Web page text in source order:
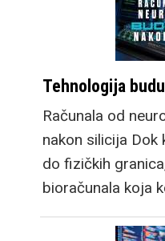
Tehnologija
Računala od
nakon silicija Dok
do fizičkih
bioračunala koja